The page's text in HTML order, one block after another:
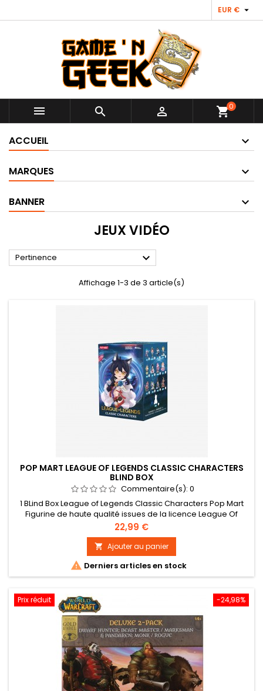
EUR € 
   shopping_cart0
ACCUEIL
MARQUES
BANNER
JEUX VIDÉO
Pertinence 
Affichage 1-3 de 3 article(s)
POP MART LEAGUE OF LEGENDS CLASSIC CHARACTERS
BLIND BOX
Commentaire(s): 0
1 BLind Box League of Legends Classic Characters Pop Mart
Figurine de haute qualité issues de la licence League Of
Legends 12 modèles différente. Vendu sous forme de Boite
mystère, modèle aléatoire. Taille : environ 8,5cm Produit 100%
officiel
Prix
22,99 €
 Ajouter au panier
 Derniers articles en stock
-24,98%
Prix réduit